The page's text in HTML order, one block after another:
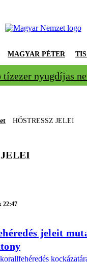
MAGYAR PÉTER
tízezer nyugdíjas
HŐSTRESSZ JELEI
22:47
jeleit